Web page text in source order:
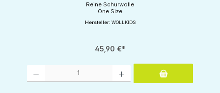
Reine Schurwolle
One Size
Hersteller: WOLLKIDS
45,90 €*